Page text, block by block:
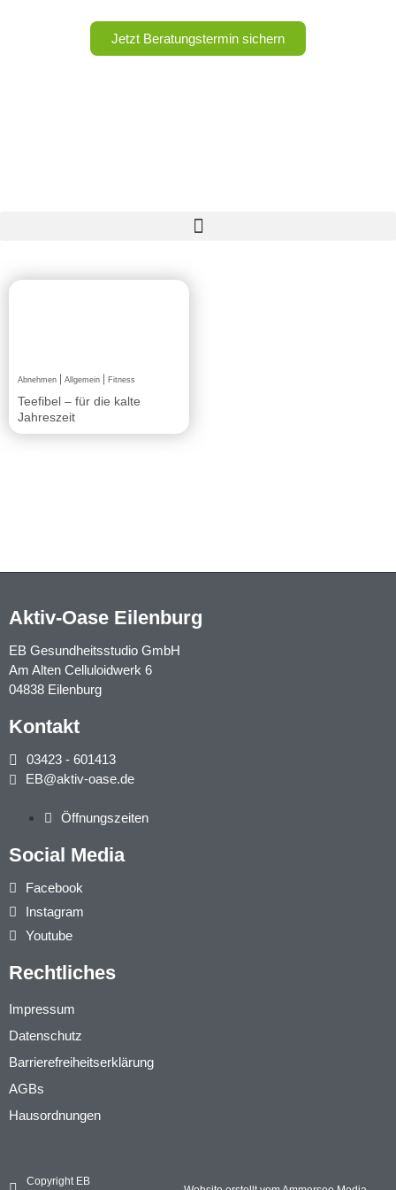
Jetzt Beratungstermin sichern
Abnehmen Allgemein Fitness
Teefibel – für die kalte
Jahreszeit
Aktiv-Oase Eilenburg
EB Gesundheitsstudio GmbH
Am Alten Celluloidwerk 6
04838 Eilenburg
Kontakt
03423 - 601413
EB@aktiv-oase.de
Öffnungszeiten
Social Media
Facebook
Instagram
Youtube
Rechtliches
Impressum
Datenschutz
Barrierefreiheitserklärung
AGBs
Hausordnungen
Copyright EB